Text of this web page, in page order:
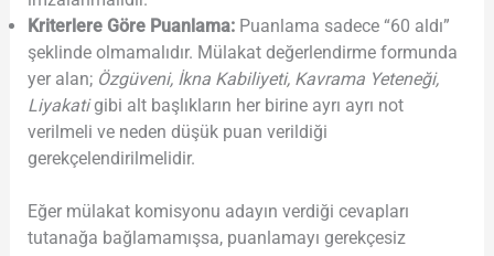
Kriterlere Göre Puanlama:Puanlama sadece “60 aldı”
şeklinde olmamalıdır. Mülakat değerlendirme formunda
yer alan; Özgüveni, İkna Kabiliyeti, Kavrama Yeteneği,
Liyakatigibi alt başlıkların her birine ayrı ayrı not
verilmeli ve neden düşük puan verildiği
gerekçelendirilmelidir.
Eğer mülakat komisyonu adayın verdiği cevapları
tutanağa bağlamamışsa, puanlamayı gerekçesiz